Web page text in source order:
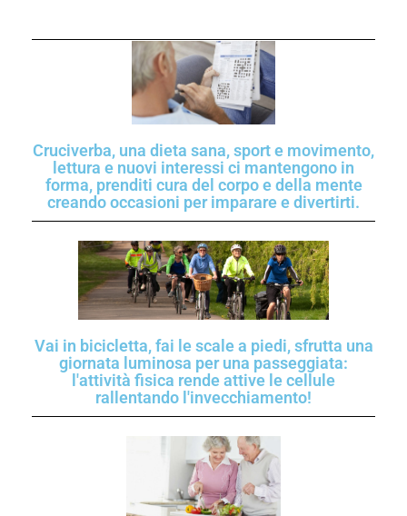
Cruciverba, una dieta sana, sport e movimento,
lettura e nuovi interessi ci mantengono in
forma, prenditi cura del corpo e della mente
creando occasioni per imparare e divertirti.
Vai in bicicletta, fai le scale a piedi, sfrutta una
giornata luminosa per una passeggiata:
l'attività fisica rende attive le cellule
rallentando l'invecchiamento!